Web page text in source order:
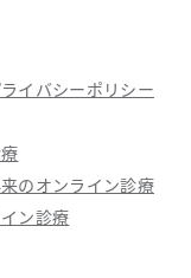
イバシーポリシー
のオンライン診療
ン診療